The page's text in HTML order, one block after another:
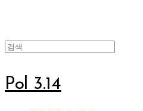
Pol 3.14